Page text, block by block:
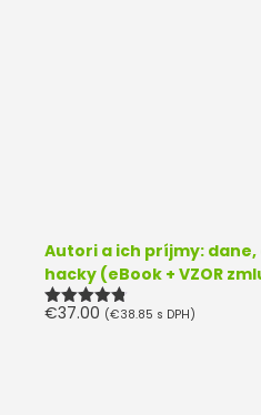
Autori a ich príjmy:
hacky (eBook + VZOR
Hodnotenie
€37.00 (€38.85 s DPH)